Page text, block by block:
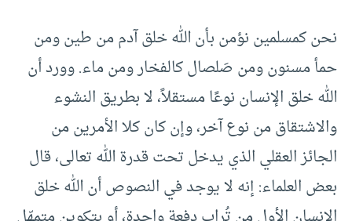
نحن كمسلمين نؤمن بأن الله خلق آدم من طين ومن
حمأ مسنون ومن صَلصال كالفخار ومن ماء. وورد أن
الله خلق الإنسان نوعًا مستقلاً، لا بطريق النشوء
والاشتقاق من نوع آخر، وإن كان كلا الأمرين من
الجائز العقلي الذي يدخل تحت قدرة الله تعالى، قال
بعض العلماء: إنه لا يوجد في النصوص أن الله خلق